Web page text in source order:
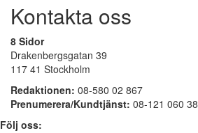
Kontakta oss
8 Sidor
Drakenbergsgatan 39
117 41 Stockholm
Redaktionen: 08-580 02 867
Prenumerera/Kundtjänst: 08-121 060 38
Följ oss: